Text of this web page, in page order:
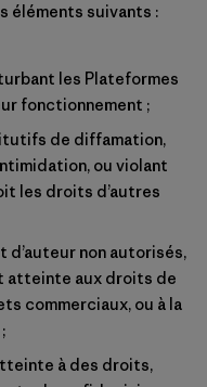
éléments suivants :
les Plateformes
fonctionnement ;
de diffamation,
ou violant
les droits d’autres
non autorisés,
atteinte aux droits de
commerciaux, ou à la
à des droits,